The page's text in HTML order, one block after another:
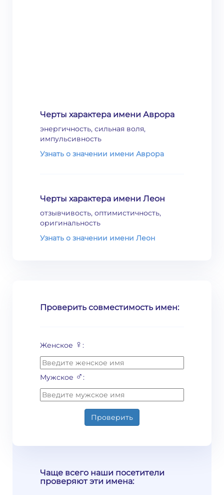
Черты характера имени Аврора
энергичность, сильная воля,
импульсивность
Узнать о значении имени Аврора
Черты характера имени Леон
отзывчивость, оптимистичность,
оригинальность
Узнать о значении имени Леон
Проверить совместимость имен:
Женское ♀ :
Мужское ♂:
Проверить
Чаще всего наши посетители
проверяют эти имена: